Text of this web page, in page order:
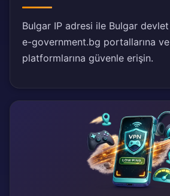
Bulgar IP adresi ile Bulgar
e-government.bg portallarına ve
platformlarına güvenle erişin.